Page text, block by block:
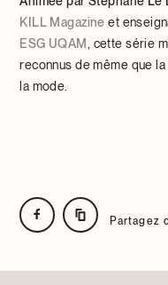
KILL Magazine et
ESG UQAM
, cette série
reconnus de même que
la mode.
Partagez